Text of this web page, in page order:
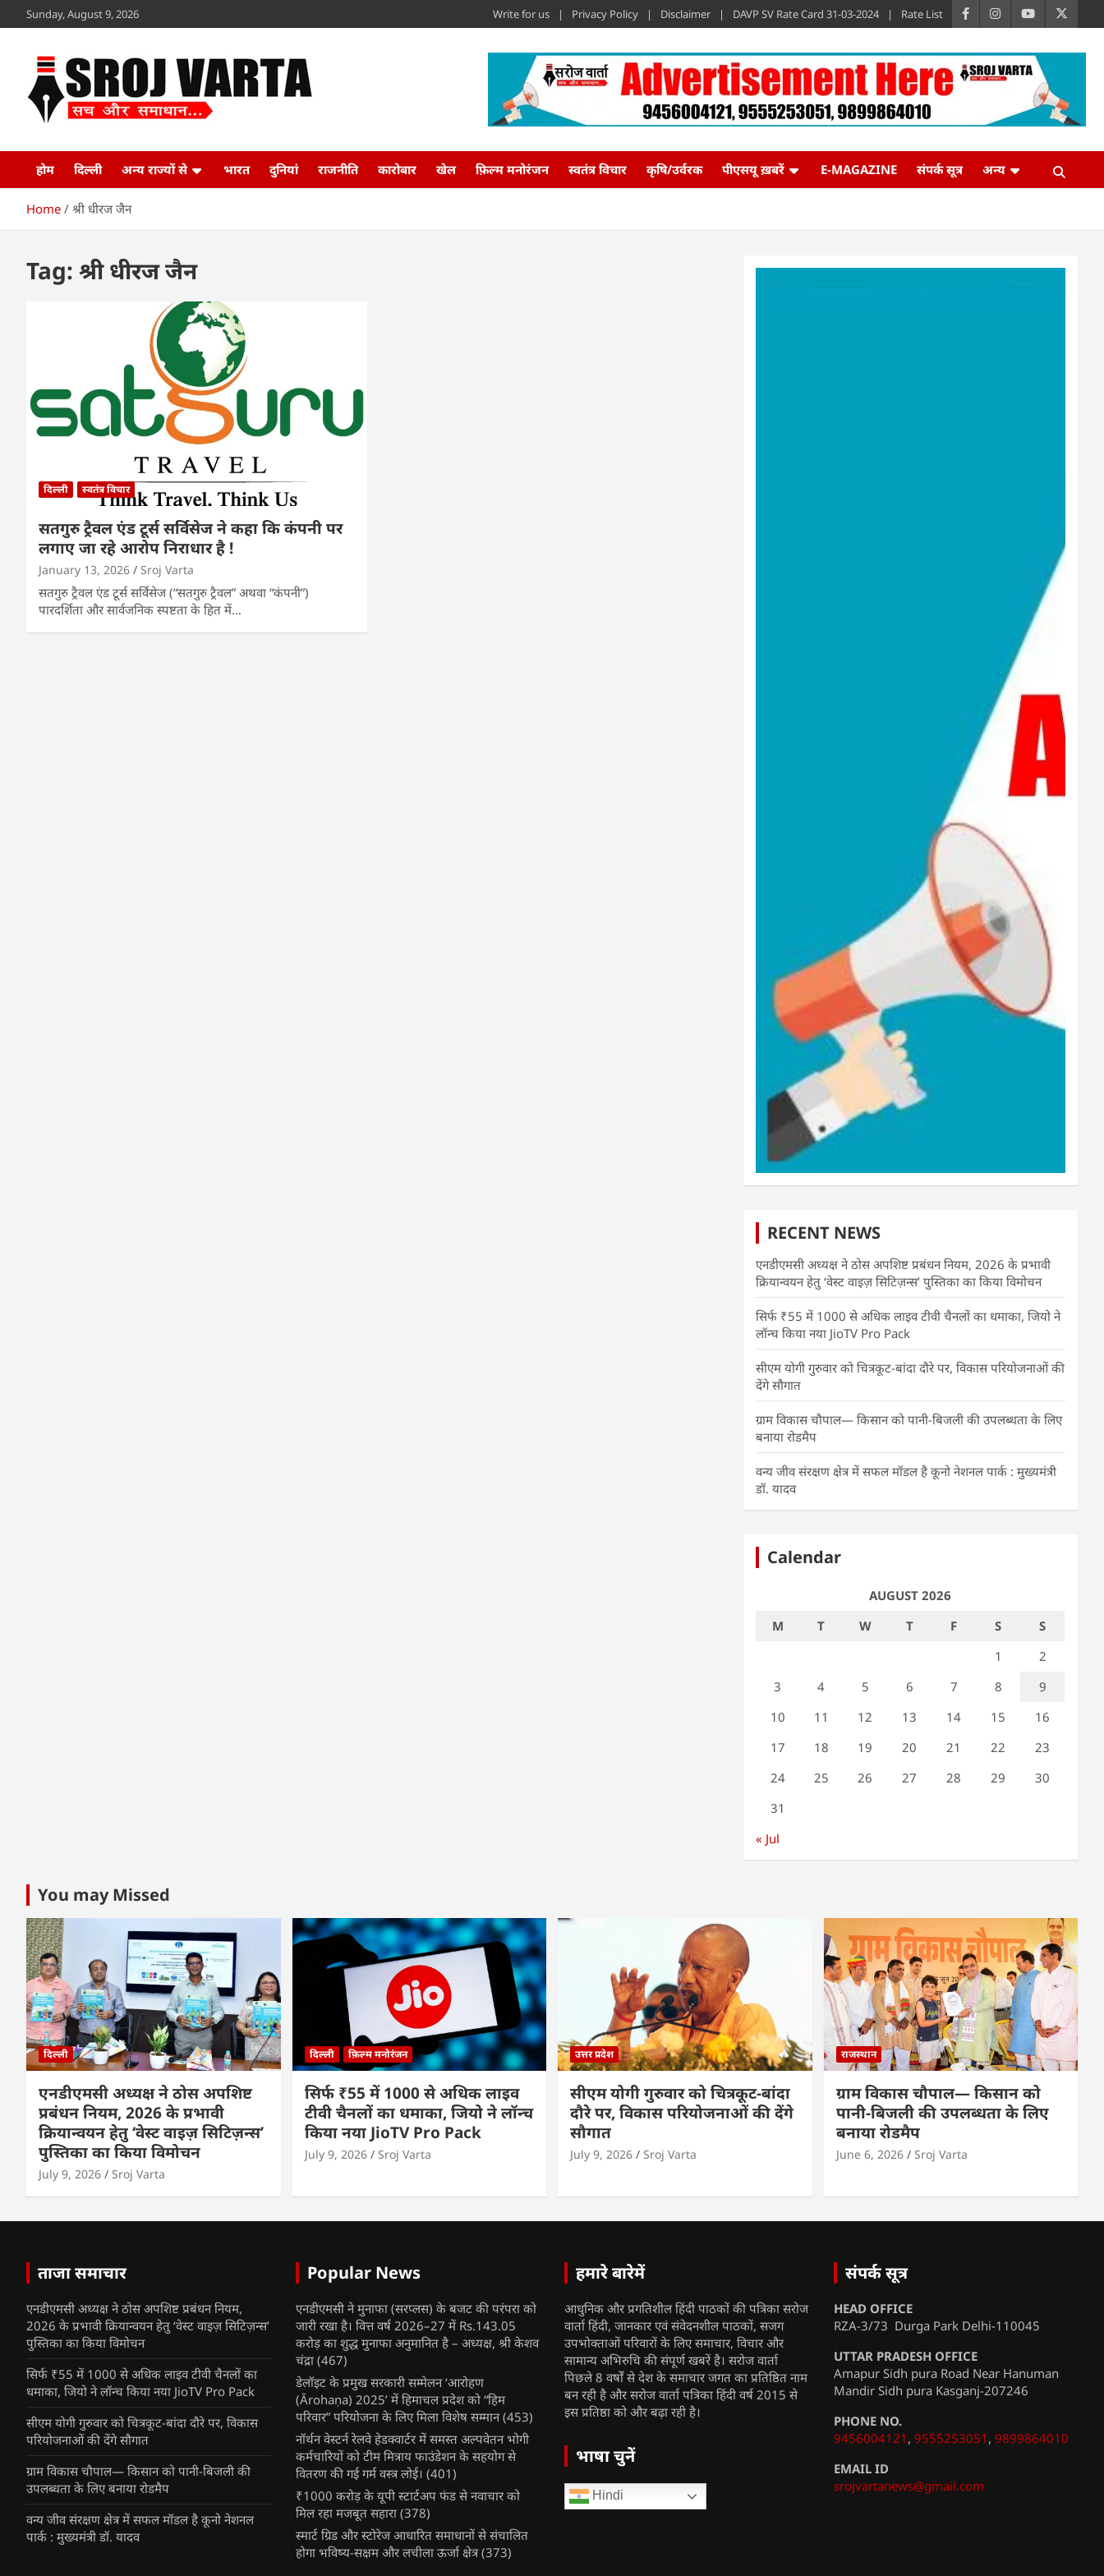
to
Sunday, August 9, 2026 Write for us Privacy Policy Disclaimer DAVP SV Rate Card 31-03-2024 Rate List
Sroj Varta
होम दिल्ली अन्य राज्यों से भारत दुनियां राजनीति कारोबार खेल फ़िल्म मनोरंजन स्वतंत्र विचार कृषि/उर्वरक पीएसयू ख़बरें E-MAGAZINE संपर्क सूत्र अन्य
Home श्री धीरज जैन
Tag: श्री धीरज जैन
दिल्ली स्वतंत्र विचार
सतगुरु ट्रैवल एंड टूर्स सर्विसेज ने कहा कि कंपनी पर
लगाए जा रहे आरोप निराधार है !
January 13, 2026 Sroj Varta
सतगुरु ट्रैवल एंड टूर्स सर्विसेज (“सतगुरु ट्रैवल” अथवा “कंपनी”)
पारदर्शिता और सार्वजनिक स्पष्टता के हित में…
RECENT NEWS
एनडीएमसी अध्यक्ष ने ठोस अपशिष्ट प्रबंधन नियम, 2026 के प्रभावी
क्रियान्वयन हेतु ‘वेस्ट वाइज़ सिटिज़न्स’ पुस्तिका का किया विमोचन
सिर्फ ₹55 में 1000 से अधिक लाइव टीवी चैनलों का धमाका, जियो ने
लॉन्च किया नया JioTV Pro Pack
सीएम योगी गुरुवार को चित्रकूट-बांदा दौरे पर, विकास परियोजनाओं की
देंगे सौगात
ग्राम विकास चौपाल— किसान को पानी-बिजली की उपलब्धता के लिए
बनाया रोडमैप
वन्य जीव संरक्षण क्षेत्र में सफल मॉडल है कूनो नेशनल पार्क : मुख्यमंत्री
डॉ. यादव
Calendar
AUGUST 2026
M
T W T F S
S
1
2
3
4 5 6 7 8
9
10
11 12 13 14 15
16
17
18 19 20 21 22
23
24
25 26 27 28 29
30
31
« Jul
You may Missed
दिल्ली
एनडीएमसी अध्यक्ष ने ठोस अपशिष्ट
प्रबंधन नियम, 2026 के प्रभावी
क्रियान्वयन हेतु ‘वेस्ट वाइज़ सिटिज़न्स’
पुस्तिका का किया विमोचन
July 9, 2026 Sroj Varta
दिल्ली फ़िल्म मनोरंजन
सिर्फ ₹55 में 1000 से अधिक लाइव
टीवी चैनलों का धमाका, जियो ने लॉन्च
किया नया JioTV Pro Pack
July 9, 2026 Sroj Varta
उत्तर प्रदेश
सीएम योगी गुरुवार को चित्रकूट-बांदा
दौरे पर, विकास परियोजनाओं की देंगे
सौगात
July 9, 2026 Sroj Varta
राजस्थान
ग्राम विकास चौपाल— किसान को
पानी-बिजली की उपलब्धता के लिए
बनाया रोडमैप
June 6, 2026 Sroj Varta
ताजा समाचार
एनडीएमसी अध्यक्ष ने ठोस अपशिष्ट प्रबंधन नियम,
2026 के प्रभावी क्रियान्वयन हेतु ‘वेस्ट वाइज़ सिटिज़न्स’
पुस्तिका का किया विमोचन
सिर्फ ₹55 में 1000 से अधिक लाइव टीवी चैनलों का
धमाका, जियो ने लॉन्च किया नया JioTV Pro Pack
सीएम योगी गुरुवार को चित्रकूट-बांदा दौरे पर, विकास
परियोजनाओं की देंगे सौगात
ग्राम विकास चौपाल— किसान को पानी-बिजली की
उपलब्धता के लिए बनाया रोडमैप
वन्य जीव संरक्षण क्षेत्र में सफल मॉडल है कूनो नेशनल
पार्क : मुख्यमंत्री डॉ. यादव
Popular News
एनडीएमसी ने मुनाफा (सरप्लस) के बजट की परंपरा को
जारी रखा है। वित्त वर्ष 2026–27 में Rs.143.05
करोड़ का शुद्ध मुनाफा अनुमानित है – अध्यक्ष, श्री केशव
चंद्रा (467)
डेलॉइट के प्रमुख सरकारी सम्मेलन ‘आरोहण
(Ārohaṇa) 2025’ में हिमाचल प्रदेश को “हिम
परिवार” परियोजना के लिए मिला विशेष सम्मान (453)
नॉर्थन वेस्टर्न रेलवे हेडक्वार्टर में समस्त अल्पवेतन भोगी
कर्मचारियों को टीम मित्राय फाउंडेशन के सहयोग से
वितरण की गई गर्म वस्त्र लोई। (401)
₹1000 करोड़ के यूपी स्टार्टअप फंड से नवाचार को
मिल रहा मजबूत सहारा (378)
स्मार्ट ग्रिड और स्टोरेज आधारित समाधानों से संचालित
होगा भविष्य-सक्षम और लचीला ऊर्जा क्षेत्र (373)
हमारे बारेमें
आधुनिक और प्रगतिशील हिंदी पाठकों की पत्रिका सरोज
वार्ता हिंदी, जानकार एवं संवेदनशील पाठकों, सजग
उपभोक्ताओं परिवारों के लिए समाचार, विचार और
सामान्य अभिरुचि की संपूर्ण खबरें है। सरोज वार्ता
पिछले 8 वर्षों से देश के समाचार जगत का प्रतिष्ठित नाम
बन रही है और सरोज वार्ता पत्रिका हिंदी वर्ष 2015 से
इस प्रतिष्ठा को और बढ़ा रही है।
भाषा चुनें
Hindi
संपर्क सूत्र
HEAD OFFICE
RZA-3/73 Durga Park Delhi-110045
UTTAR PRADESH OFFICE
Amapur Sidh pura Road Near Hanuman
Mandir Sidh pura Kasganj-207246
PHONE NO.
9456004121 , 9555253051 , 9899864010
EMAIL ID
srojvartanews@gmail.com